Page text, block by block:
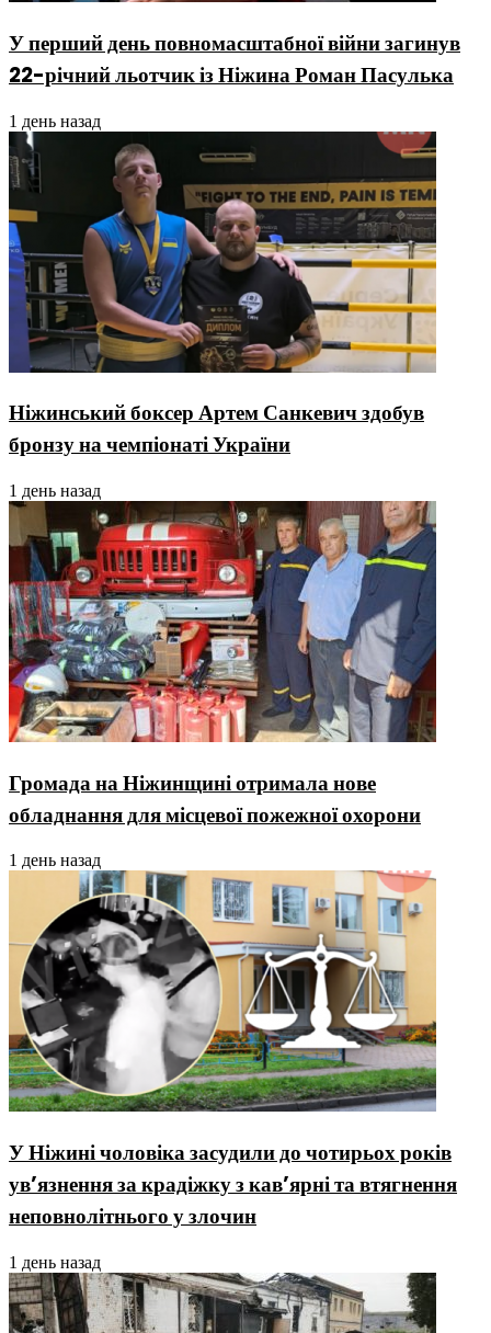
У перший день повномасштабної війни загинув
22-річний льотчик із Ніжина Роман Пасулька
1 день назад
Ніжинський боксер Артем Санкевич здобув
бронзу на чемпіонаті України
1 день назад
Громада на Ніжинщині отримала нове
обладнання для місцевої пожежної охорони
1 день назад
У Ніжині чоловіка засудили до чотирьох років
ув’язнення за крадіжку з кав’ярні та втягнення
неповнолітнього у злочин
1 день назад